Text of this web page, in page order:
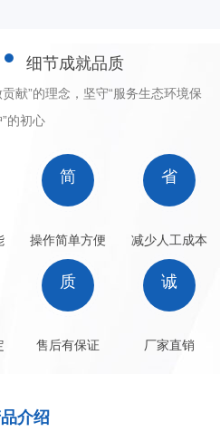
细节成就品质
献”的理念，坚守“服务生态环境保
的初心
简
操作简单方便
省
减少人工成本
质
售后有保证
诚
厂家直销
介绍